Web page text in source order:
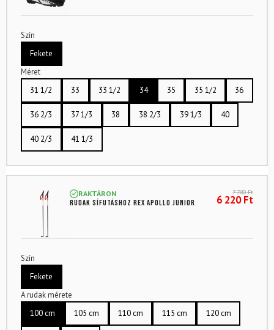
Szín
Fekete
Méret
31 1/2
33 33 1/2 34 35 35 1/2 36
36 2/3 37 1/3 38 38 2/3 39 1/3 40
40 2/3 41 1/3
RAKTÁRON
Rudak sífutáshoz REX Apollo Junior
7 780Ft
6 220Ft
Szín
Fekete
A rudak mérete
100 cm
105 cm 110 cm 115 cm 120 cm